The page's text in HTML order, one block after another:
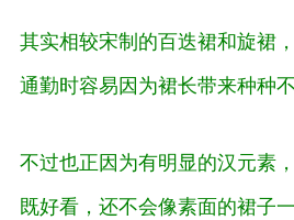
其实相较宋制的百迭裙和旋裙
通勤时容易因为裙长带来种种不
不过也正因为有明显的汉元素
既好看，还不会像素面的裙子